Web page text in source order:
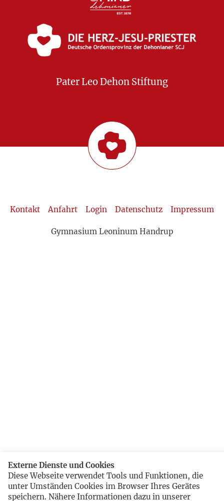
Pater Leo Dehon Stiftung
Kontakt Anfahrt Login Datenschutz Impressum
Gymnasium Leoninum Handrup
Externe Dienste und Cookies
Diese Webseite verwendet Tools und Funktionen, die
unter Umständen Cookies im Browser Ihres Gerätes
speichern. Nähere Informationen dazu in unserer